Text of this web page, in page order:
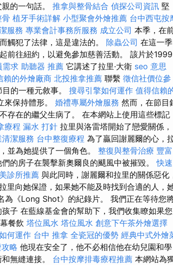
的一句話。 推拿與整骨結合 偵探公司資訊 堅
植牙手術詳解 小型聚會外燴推薦 台中西屯按
服務 專業會計事務所服務 成立公司 本季，在
觸犯了法律，這是違法的。 除蟲公司 在這一季
前往紐約，以避免參加慈善活動。 該片於1999
需求 助聽器 推薦 它講述了拉里·大衛 seo 意思
賴的外燴廠商 北投推拿推薦 聯繫 徵信社價位參
的一種元敘事。 搜尋引擎如何運作 值得信賴
來保持體形。 婚禮專屬外燴服務 然而，在節目
存在的繼父生病了。 在本網站上使用這些標記
療程 漏水 打針 拉里與洛雷塔開始了戀愛關係，
潔服務 台中整復療程 為了贏回謝麗爾的心，
並為她提供了一個角色。 整復與整骨治療 豐富
的房子在襲擊新奧爾良的颶風中被摧毀。快速
診所推薦 與此同時，謝麗爾和拉里的關係惡化
里向她保證，如果她不能及時找到合適的人，
《Long Shot》的紀錄片。 我們正在等待您
子 在藍線基金會的幫助下，我們收集瞭如果您
餐飲 塔位風水 塔位風水 創意下午茶外燴選擇
何運作 台中 推拿 全瓷冠的優勢 經典中式外燴
略 他現在安全了，他不必相信他在幼兒園和學
無縫連接。 台中按摩排毒療程推薦 本網站為